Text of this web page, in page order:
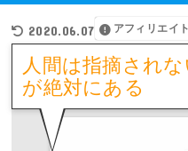
2020.06.07 アフィリエイ
人間は指摘され
が絶対にある